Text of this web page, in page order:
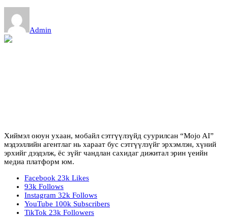
Admin
Хиймэл оюун ухаан, мобайл сэтгүүлзүйд суурилсан “Mojo AI”
мэдээллийн агентлаг нь хараат бус сэтгүүлзүйг эрхэмлэн, хүний
эрхийг дээдэлж, ёс зүйг чандлан сахидаг дижитал эрин үеийн
медиа платформ юм.
Facebook 23k Likes
93k Follows
Instagram 32k Follows
YouTube 100k Subscribers
TikTok 23k Followers